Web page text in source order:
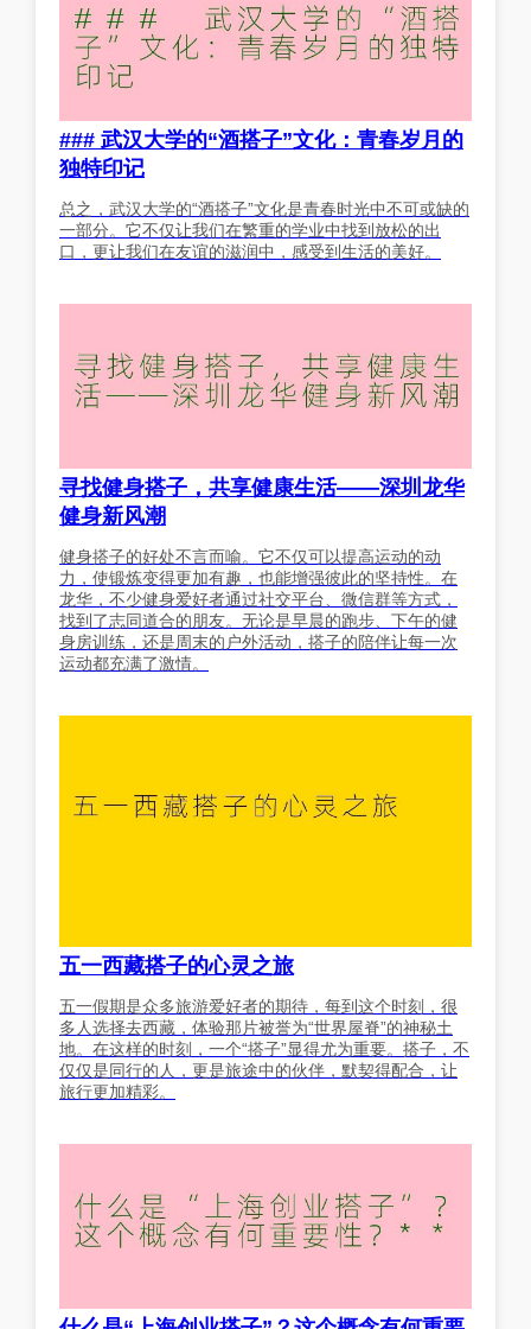
### 武汉大学的“酒搭子”文化：青春岁月的
独特印记
总之，武汉大学的“酒搭子”文化是青春时光中不可或缺的
一部分。它不仅让我们在繁重的学业中找到放松的出
口，更让我们在友谊的滋润中，感受到生活的美好。
寻找健身搭子，共享健康生活——深圳龙华
健身新风潮
健身搭子的好处不言而喻。它不仅可以提高运动的动
力，使锻炼变得更加有趣，也能增强彼此的坚持性。在
龙华，不少健身爱好者通过社交平台、微信群等方式，
找到了志同道合的朋友。无论是早晨的跑步、下午的健
身房训练，还是周末的户外活动，搭子的陪伴让每一次
运动都充满了激情。
五一西藏搭子的心灵之旅
五一假期是众多旅游爱好者的期待，每到这个时刻，很
多人选择去西藏，体验那片被誉为“世界屋脊”的神秘土
地。在这样的时刻，一个“搭子”显得尤为重要。搭子，不
仅仅是同行的人，更是旅途中的伙伴，默契得配合，让
旅行更加精彩。